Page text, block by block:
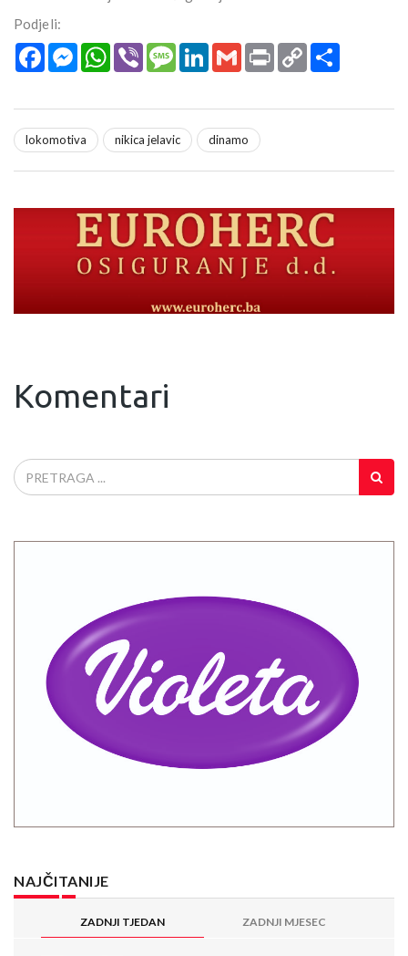
Podjeli:
FacebookMessengerWhatsApp
Viber MessageLinkedInGmail Print Copy
Link
lokomotiva nikica jelavic dinamo
Komentari
NAJČITANIJE
ZADNJI TJEDAN ZADNJI MJESEC